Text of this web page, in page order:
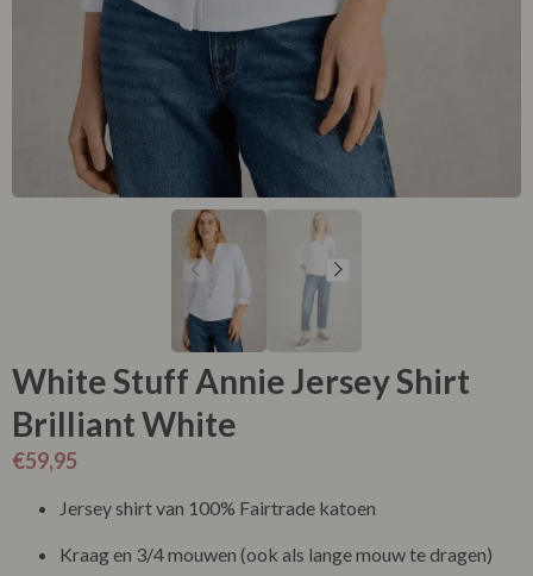
White Stuff Annie Jersey Shirt
Brilliant White
€59,95
Jersey shirt van 100% Fairtrade katoen
Kraag en 3/4 mouwen (ook als lange mouw te dragen)